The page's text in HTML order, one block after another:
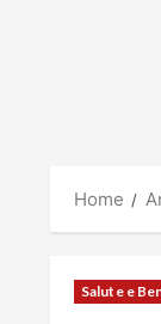
Home
Salute e